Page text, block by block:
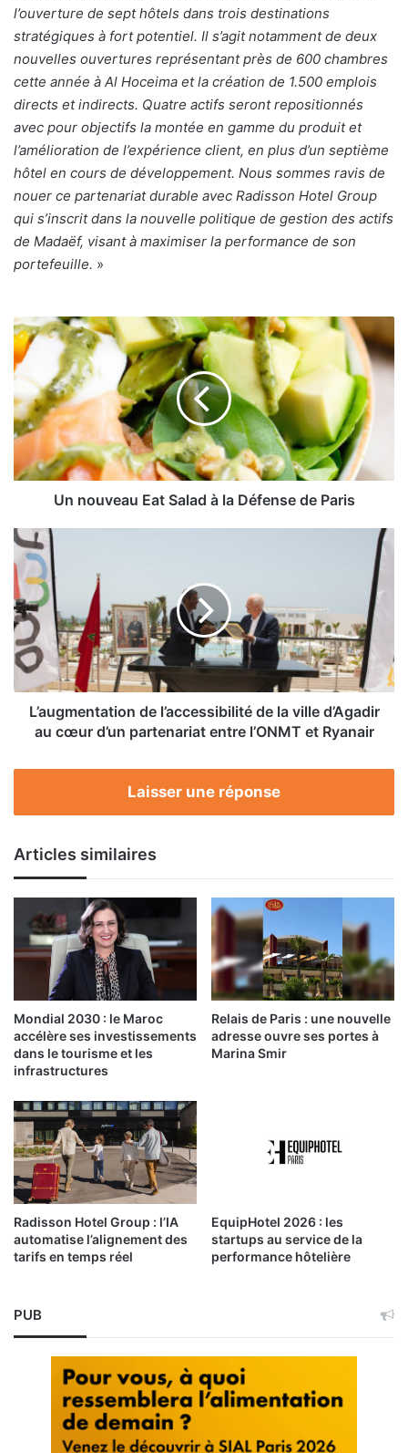
l’ouverture de sept hôtels dans trois destinations
stratégiques à fort potentiel. Il s’agit notamment de deux
nouvelles ouvertures représentant près de 600 chambres
cette année à Al Hoceima et la création de 1.500 emplois
directs et indirects. Quatre actifs seront repositionnés
avec pour objectifs la montée en gamme du produit et
l’amélioration de l’expérience client, en plus d’un septième
hôtel en cours de développement. Nous sommes ravis de
nouer ce partenariat durable avec Radisson Hotel Group
qui s’inscrit dans la nouvelle politique de gestion des actifs
de Madaëf, visant à maximiser la performance de son
portefeuille. »
Un
nouveau
Eat
Salad
à
la
Défense
Paris
Un nouveau Eat Salad à la Défense de Paris
L’augmentation
de
l’accessibilité
de
la
ville
d’Agadir
au
cœur
d’un
partenariat
l’ONMT
L’augmentation de l’accessibilité de la ville d’Agadir
au cœur d’un partenariat entre l’ONMT et Ryanair
Laisser une réponse
Articles similaires
Mondial 2030 : le Maroc
accélère ses investissements
dans le tourisme et les
infrastructures
Relais de Paris : une nouvelle
adresse ouvre ses portes à
Marina Smir
Radisson Hotel Group : l’IA
automatise l’alignement des
tarifs en temps réel
EquipHotel 2026 : les
startups au service de la
performance hôtelière
PUB